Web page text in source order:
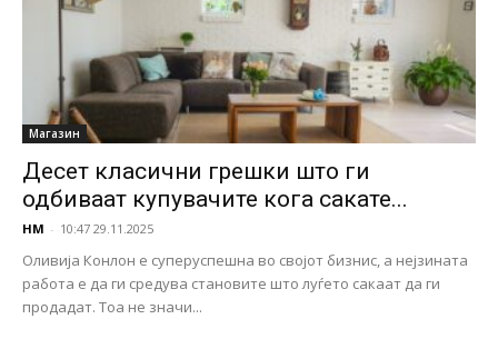
Магазин
Десет класични грешки што ги
одбиваат купувачите кога сакате...
НМ - 10:47 29.11.2025
Оливија Конлон е суперуспешна во својот бизнис, а нејзината
работа е да ги средува становите што луѓето сакаат да ги
продадат. Тоа не значи...